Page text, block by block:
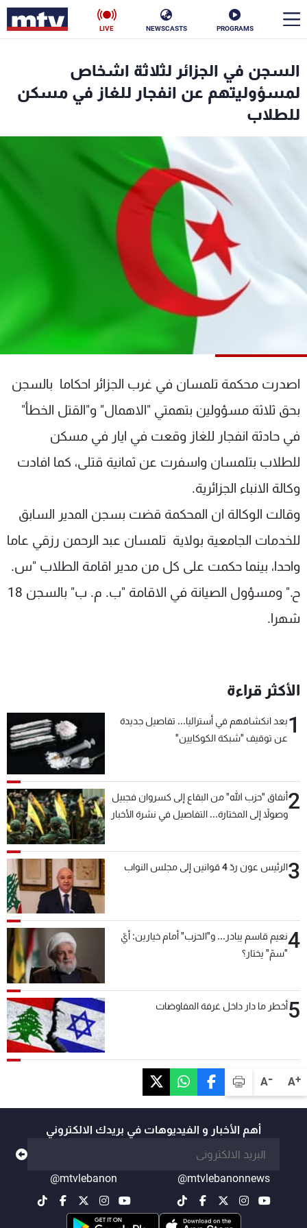
PROGRAMS
NEWSCASTS
LIVE
A+
A-
السجن في الجزائر لثلاثة اشخاص
لمسؤوليتهم عن انفجار للغاز في مسكن
للطلاب
اصدرت محكمة تلمسان في غرب الجزائر احكاما بالسجن
بحق ثلاثة مسؤولين بتهمتي "الاهمال" و"القتل الخطأ"
في حادثة انفجار للغاز وقعت في ايار في مسكن
للطلاب بتلمسان واسفرت عن ثمانية قتلى، كما افادت
وكالة الانباء الجزائرية.
وقالت الوكالة ان المحكمة قضت بسجن المدير السابق
للخدمات الجامعية بولاية تلمسان عبد الرحمن رزقي عاما
واحدا، بينما حكمت على كل من مدير اقامة الطلاب "س.
ح." ومسؤول الصيانة في الاقامة "ب. م. ب" بالسجن 18
شهرا.
الأكثر قراءة
1بعد انكشافهم في أستراليا... تفاصيل جديدة
عن توقيف "شبكة الكوكايين"
2أنفاق "حزب الله" من البقاع إلى كسروان فجبيل
وصولاً إلى المختارة... التفاصيل في نشرة الأخبار
3الرئيس عون ردّ 4 قوانين إلى مجلس النواب
4نعيم قاسم يبادر... و"الحزب" أمام خيارين: أيّ
"سمّ" يختار؟
5أخطر ما دار داخل غرفة المفاوضات
أهم الأخبار و الفيديوهات في بريدك الالكتروني
@mtvlebanonnews
@mtvlebanon
الأخبار
فن
رياضة
البرامج
جدول البرامج
عن MTV
لاعلاناتكم
وظائف
شروط الإسـتخدام